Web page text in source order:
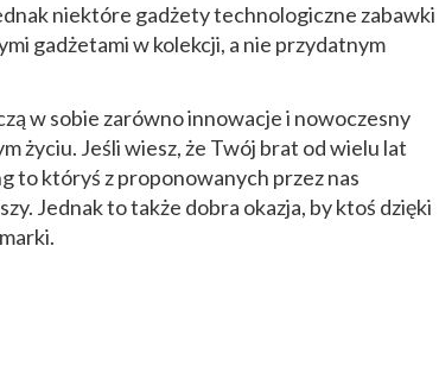
niektóre gadżety technologiczne zabawki
gadżetami w kolekcji, a nie przydatnym
w sobie zarówno innowacje i nowoczesny
życiu. Jeśli wiesz, że Twój brat od wielu lat
to któryś z proponowanych przez nas
Jednak to także dobra okazja, by ktoś dzięki